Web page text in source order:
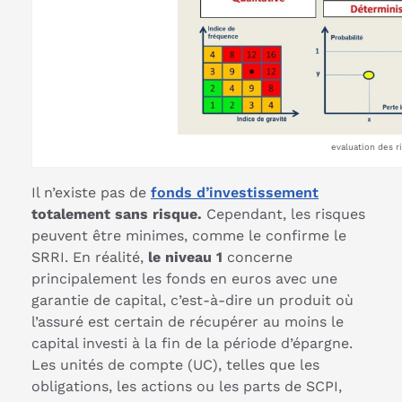
evaluation des
Il n’existe pas de fonds d’investissement
totalement sans risque. Cependant, les risques
peuvent être minimes, comme le confirme le
SRRI. En réalité, le niveau 1 concerne
principalement les fonds en euros avec une
garantie de capital, c’est-à-dire un produit où
l’assuré est certain de récupérer au moins le
capital investi à la fin de la période d’épargne.
Les unités de compte (UC), telles que les
obligations, les actions ou les parts de SCPI,